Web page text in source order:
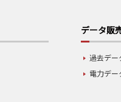
データ販
過去デー
電力デー